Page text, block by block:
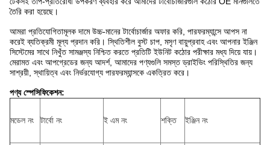
তৈরি করা হয়েছে।
আমরা প্রতিযোগিতামূলক দামে উচ্চ-মানের টার্বোচার্জার অফার করি, পারফরম্যান্সে আপস না
করেই ব্যতিক্রমী মূল্য প্রদান করি। স্থিতিশীল বুস্ট চাপ, মসৃণ বায়ুপ্রবাহ এবং আপনার ইঞ্জিন
সিস্টেমের সাথে নিখুঁত সামঞ্জস্য নিশ্চিত করতে প্রতিটি ইউনিট কঠোর পরীক্ষার মধ্য দিয়ে যায়।
মেরামত এবং আপগ্রেডের জন্য আদর্শ, আমাদের পণ্যগুলি সমস্ত ড্রাইভিং পরিস্থিতির জন্য
সাশ্রয়ী, স্থায়িত্ব এবং নির্ভরযোগ্য পারফরম্যান্সকে একত্রিত করে।
পণ্য স্পেসিফিকেশন:
মডেল নং টার্বো নং ই এম নং শক্তি ইঞ্জিন নং